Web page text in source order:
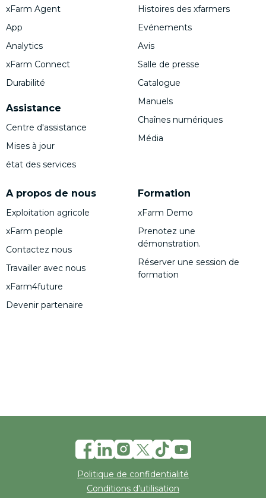
xFarm Agent
App
Analytics
xFarm Connect
Durabilité
Assistance
Centre d'assistance
Mises à jour
état des services
A propos de nous
Exploitation agricole
xFarm people
Contactez nous
Travailler avec nous
xFarm4future
Devenir partenaire
Histoires des xfarmers
Evénements
Avis
Salle de presse
Catalogue
Manuels
Chaînes numériques
Média
Formation
xFarm Demo
Prenotez une
démonstration.
Réserver une session de
formation
Politique de confidentialité
Conditions d'utilisation